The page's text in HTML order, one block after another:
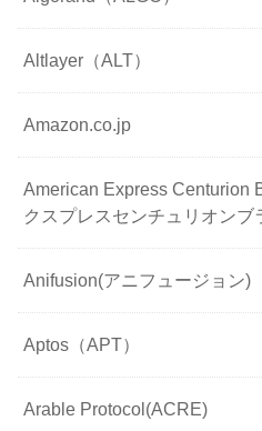
Altlayer（ALT）
Amazon.co.jp
American Express Centurion
クスプレスセンチュリオンブ
Anifusion(アニフュージョン)
Aptos（APT）
Arable Protocol(ACRE)